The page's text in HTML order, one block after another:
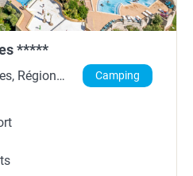
*****
Région
Camping